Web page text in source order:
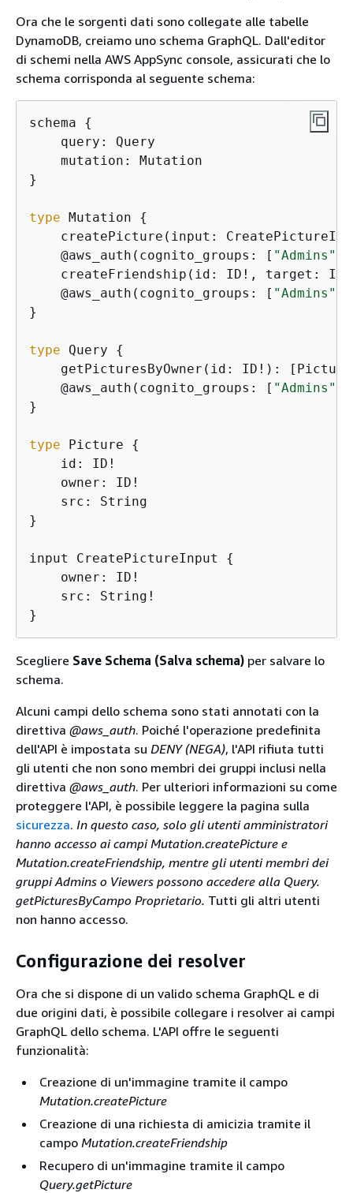
Ora che le sorgenti dati sono collegate alle tabelle
DynamoDB, creiamo uno schema GraphQL. Dall'editor
di schemi nella AWS AppSync console, assicurati che lo
schema corrisponda al seguente schema:
schema {
    query: Query
    mutation: Mutation
}
type Mutation {
createPicture(input:
    @aws_auth(cognito_groups: [
"Admins"
createFriendship(id: ID!, target:
    @aws_auth(cognito_groups: [
"Admins"
}
type Query {
getPicturesByOwner(id: ID!):
    @aws_auth(cognito_groups: [
"Admins"
}
type Picture {
    id: ID!
    owner: ID!
    src: String
}
input CreatePictureInput {
    owner: ID!
    src: String!
}
Scegliere Save Schema (Salva schema) per salvare lo
schema.
Alcuni campi dello schema sono stati annotati con la
direttiva @aws_auth. Poiché l'operazione predefinita
dell'API è impostata su DENY (NEGA), l'API rifiuta tutti
gli utenti che non sono membri dei gruppi inclusi nella
direttiva @aws_auth. Per ulteriori informazioni su come
proteggere l'API, è possibile leggere la pagina sulla
sicurezza. In questo caso, solo gli utenti amministratori
hanno accesso ai campiMutation.createPicture e
Mutation.createFriendship, mentre gli utenti membri dei
gruppi Admins o Viewers possono accedere alla Query.
getPicturesByCampo Proprietario. Tutti gli altri utenti
non hanno accesso.
Configurazione dei resolver
Ora che si dispone di un valido schema GraphQL e di
due origini dati, è possibile collegare i resolver ai campi
GraphQL dello schema. L'API offre le seguenti
funzionalità:
Creazione di un'immagine tramite il campo
Mutation.createPicture
Creazione di una richiesta di amicizia tramite il
campo Mutation.createFriendship
Recupero di un'immagine tramite il campo
Query.getPicture